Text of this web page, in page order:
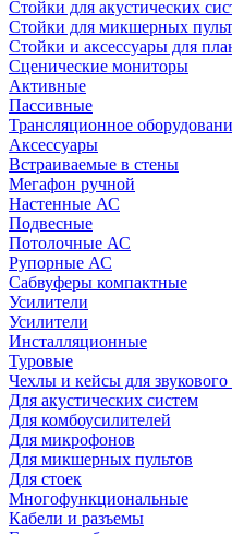
Стойки для акустических
Стойки для микшерных
Стойки и аксессуары для
Сценические мониторы
Активные
Пассивные
Трансляционное
Аксессуары
Встраиваемые в стены
Мегафон ручной
Настенные АС
Подвесные
Потолочные АС
Рупорные АС
Сабвуферы компактные
Усилители
Усилители
Инсталляционные
Туровые
Чехлы и кейсы для звукового
Для акустических систем
Для комбоусилителей
Для микрофонов
Для микшерных пультов
Для стоек
Многофункциональные
Кабели и разъемы